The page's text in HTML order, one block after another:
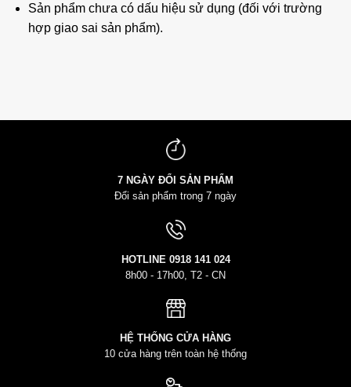
Sản phẩm chưa có dấu hiệu sử dụng (đối với trường
hợp giao sai sản phẩm).
7 NGÀY ĐỔI SẢN PHẨM
Đổi sản phẩm trong 7 ngày
HOTLINE 0918 141 024
8h00 - 17h00, T2 - CN
HỆ THỐNG CỬA HÀNG
10 cửa hàng trên toàn hệ thống